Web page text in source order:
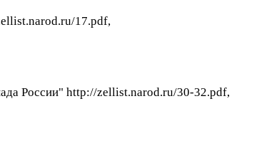
17.pdf,
России" http://zellist.narod.ru/30-32.pdf,